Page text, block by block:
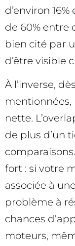
d’environ
de 60% entre
bien cité par
d’être visible
À l’inverse,
nette.
de plus d’un
fort : si votre
associée à
problème à
chances
moteurs,